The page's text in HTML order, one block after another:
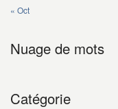
« Oct
Nuage de mots
Catégorie